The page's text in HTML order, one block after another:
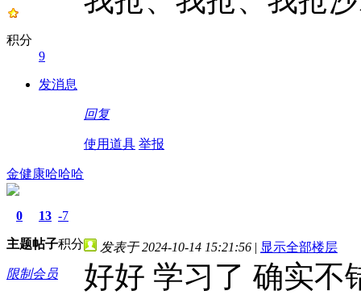
积分
9
发消息
回复
使用道具 举报
金健康哈哈哈
0
主题
13
帖子
-7
积分
限制会员
发表于 2024-10-14 15:21:56 | 显示全部楼层
好好 学习了 确实不